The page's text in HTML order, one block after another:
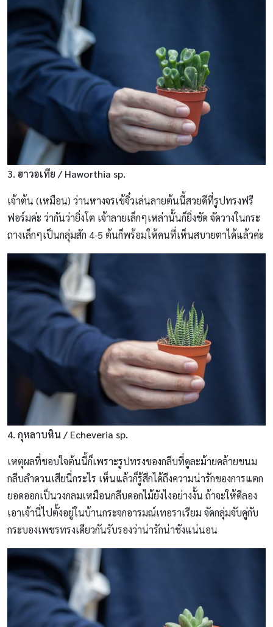
3. ฮาวอเทีย / Haworthia sp.
เจ้าต้น (เหมือน) ว่านหางจรเข้จิ๋วเล่นลายต้นนี้สวยดีที่รูปทรงฟรี
ฟอร์มค่ะ ว่ากันว่ายิ่งโต เจ้าลายเล็กๆเหล่านั้นก็ยิ่งชัด จัดวางในกระ
ถางเล็กๆเป็นกลุ่มสัก 4-5 ต้นก็พร้อมให้คนที่เห็นสบายตาได้แล้วค่ะ
4. กุหลาบหิน / Echeveria sp.
เหตุผลที่ชอบใจต้นนี้ก็เพราะรูปทรงของกลีบที่ดูละม้ายคล้ายขนม
กลีบลำดวนเสียนี่กระไร เห็นแล้วก็รู้สึกได้ถึงความน่ารักของการแตก
ยอดออกเป็นวงกลมเหมือนกลีบดอกไม้ยังไงอย่างงั้น ถ้าจะให้ดีลอง
เอาเจ้านี่ไปตั้งอยู่ในบ้านกระจกอารมณ์เทอราเรียม จัดกลุ่มจับคู่กับ
กระบองเพชรทรงเดียวกันรับรองว่าน่ารักน่าชังแน่นอน